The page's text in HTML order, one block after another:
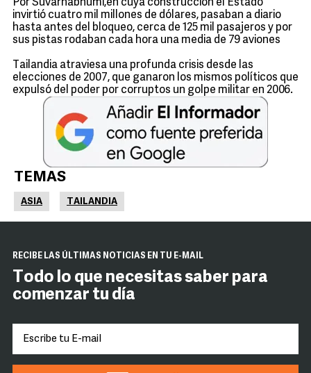
Por Suvarnabhumi,en cuya construcción el Estado
invirtió cuatro mil millones de dólares, pasaban a diario
hasta antes del bloqueo, cerca de 125 mil pasajeros y por
sus pistas rodaban cada hora una media de 79 aviones
Tailandia atraviesa una profunda crisis desde las
elecciones de 2007, que ganaron los mismos políticos que
expulsó del poder por corruptos un golpe militar en 2006.
TEMAS
ASIA TAILANDIA
RECIBE LAS ÚLTIMAS NOTICIAS EN TU E-MAIL
Todo lo que necesitas saber para
comenzar tu día